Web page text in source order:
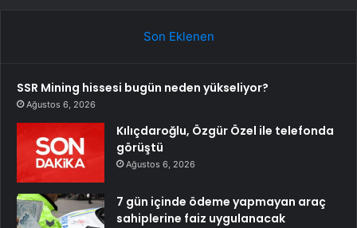
Son Eklenen
SSR Mining hissesi bugün neden yükseliyor?
Ağustos 6, 2026
Kılıçdaroğlu, Özgür Özel ile telefonda
görüştü
Ağustos 6, 2026
7 gün içinde ödeme yapmayan araç
sahiplerine faiz uygulanacak